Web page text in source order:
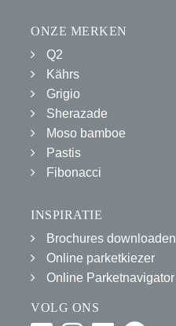
ONZE MERKEN
Q2
Kährs
Grigio
Sherazade
Moso bamboe
Pastis
Fibonacci
INSPIRATIE
Brochures downloaden
Online parketkiezer
Online Parketnavigator
VOLG ONS